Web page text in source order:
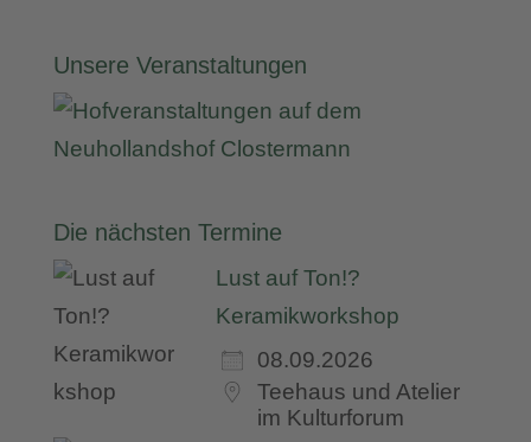
Unsere Veranstaltungen
Die nächsten Termine
Lust auf Ton!?
Keramikworkshop
08.09.2026
Teehaus und Atelier
im Kulturforum